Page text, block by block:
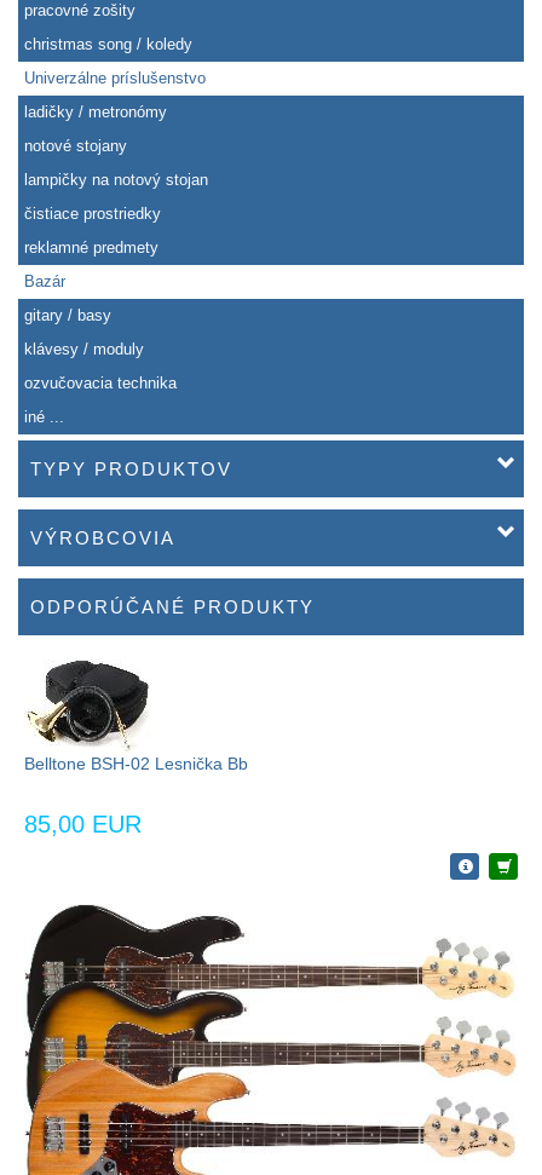
pracovné zošity
christmas song / koledy
Univerzálne príslušenstvo
ladičky / metronómy
notové stojany
lampičky na notový stojan
čistiace prostriedky
reklamné predmety
Bazár
gitary / basy
klávesy / moduly
ozvučovacia technika
iné ...
TYPY PRODUKTOV
VÝROBCOVIA
ODPORÚČANÉ PRODUKTY
Belltone BSH-02 Lesnička Bb
85,00 EUR